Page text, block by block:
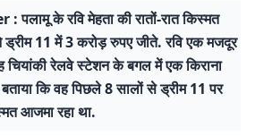
के रवि मेहता की रातों-रात किस्मत
ड्रीम 11 में 3 करोड़ रुपए जीते. रवि एक मजदूर
चियांकी रेलवे स्टेशन के बगल में एक किराना
कि वह पिछले 8 सालों से ड्रीम 11 पर
आजमा रहा था.